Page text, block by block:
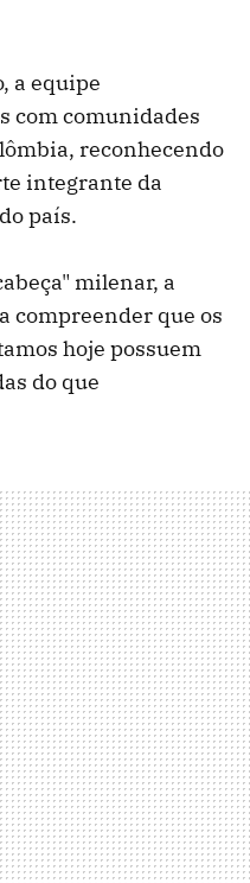
a equipe
com comunidades
reconhecendo
integrante da
país.
milenar, a
compreender que os
hoje possuem
do que